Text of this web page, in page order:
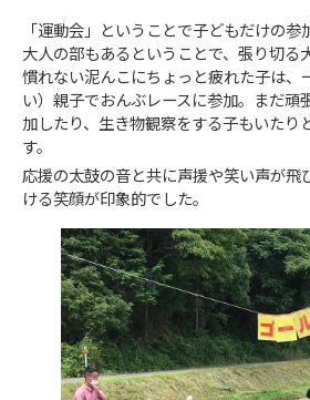
「運動会」ということで子どもだけの
大人の部もあるということで、張り切る
慣れない泥んこにちょっと疲れた子は、
い）親子でおんぶレースに参加。まだ頑
加したり、生き物観察をする子もいたり
す。
応援の太鼓の音と共に声援や笑い声が飛
ける笑顔が印象的でした。